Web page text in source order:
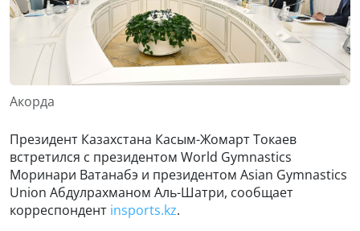
Акорда
Президент Казахстана Касым-Жомарт Токаев
встретился с президентом World Gymnastics
Моринари Ватанабэ и президентом Asian Gymnastics
Union Абдулрахманом Аль-Шатри, сообщает
корреспондент insports.kz.